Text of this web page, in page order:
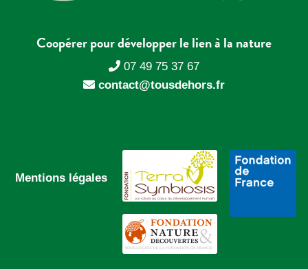
Coopérer pour développer le lien à la nature
07 49 75 37 67
contact@tousdehors.fr
Mentions légales